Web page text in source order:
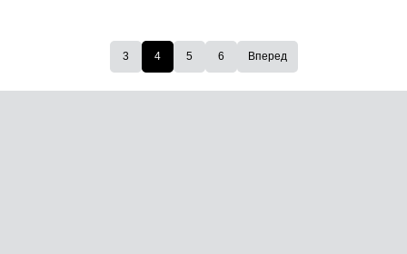
3 4 5 6 Вперед